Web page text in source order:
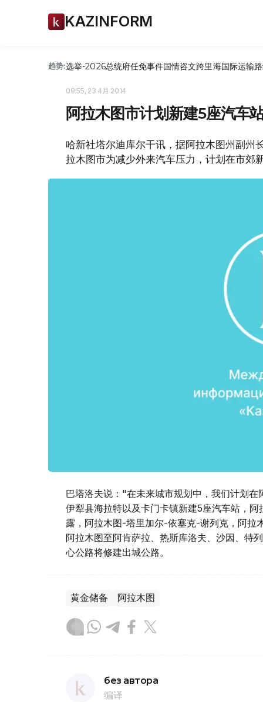
KAZINFORM
趋势:选举-2026总统府任免事件国情咨文跨里海国际运输
09:55, 23 4月 2014
阿拉木图市计划新建5座汽车
哈新社塔尔迪库尔干讯，据阿拉木图州副州
拉木图市为减少外来汽车压力，计划在市郊
巴塔洛夫说："在未来城市规划中，我们计划在
伊犁县海拉特以及卡门卡镇新建5座汽车站，
露，阿拉木图-塔里加尔-依塞克-谢列克，阿拉
阿拉木图至阿肯萨拉、热斯库洛夫、沙因、特
心公路将修建出城公路。
黄金储备 阿拉木图
без автора
编译